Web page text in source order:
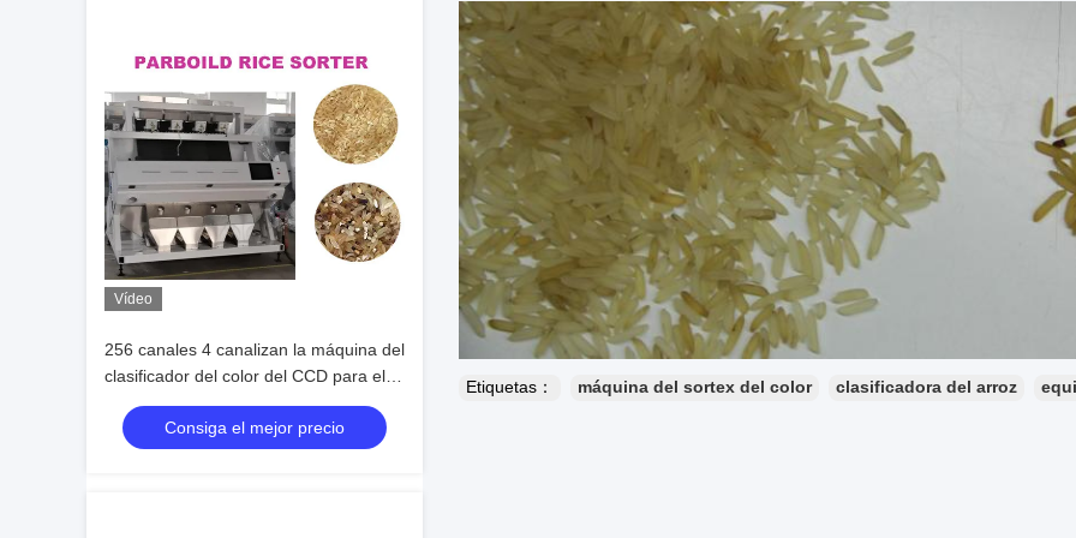
Vídeo
256 canales 4 canalizan la máquina del
clasificador del color del CCD para el
arroz cocido a medias
Consiga el mejor precio
Etiquetas： máquina del sortex del color clasificadora del arroz